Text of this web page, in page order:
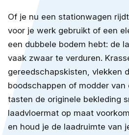
Of je nu een stationwagen
voor je werk gebruikt of een
een dubbele bodem hebt: de
vaak zwaar te verduren.
gereedschapskisten, vlekken
boodschappen of modder van
tasten de originele bekleding
laadvloermat op maat
en houd je de laadruimte van